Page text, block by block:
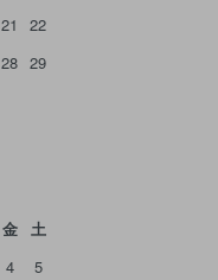
21
22
28 29
金
土
4
5